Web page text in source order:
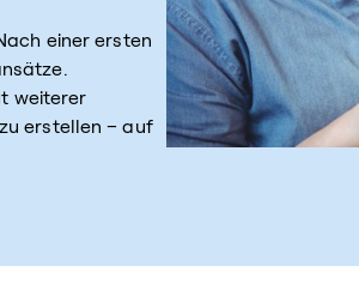
einer ersten
weiterer
erstellen – auf